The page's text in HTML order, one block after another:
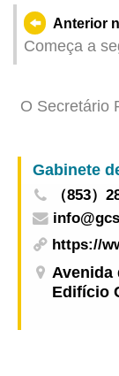
Anterior
Começa a
modalidade
Jogos
modalidades
O Secretário
Países de
cooperação
Gabinete
（853）
https://
Avenida
Edifício